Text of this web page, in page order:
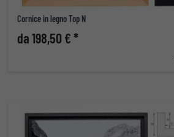
Cornice in legno Top N
da 198,50 € *